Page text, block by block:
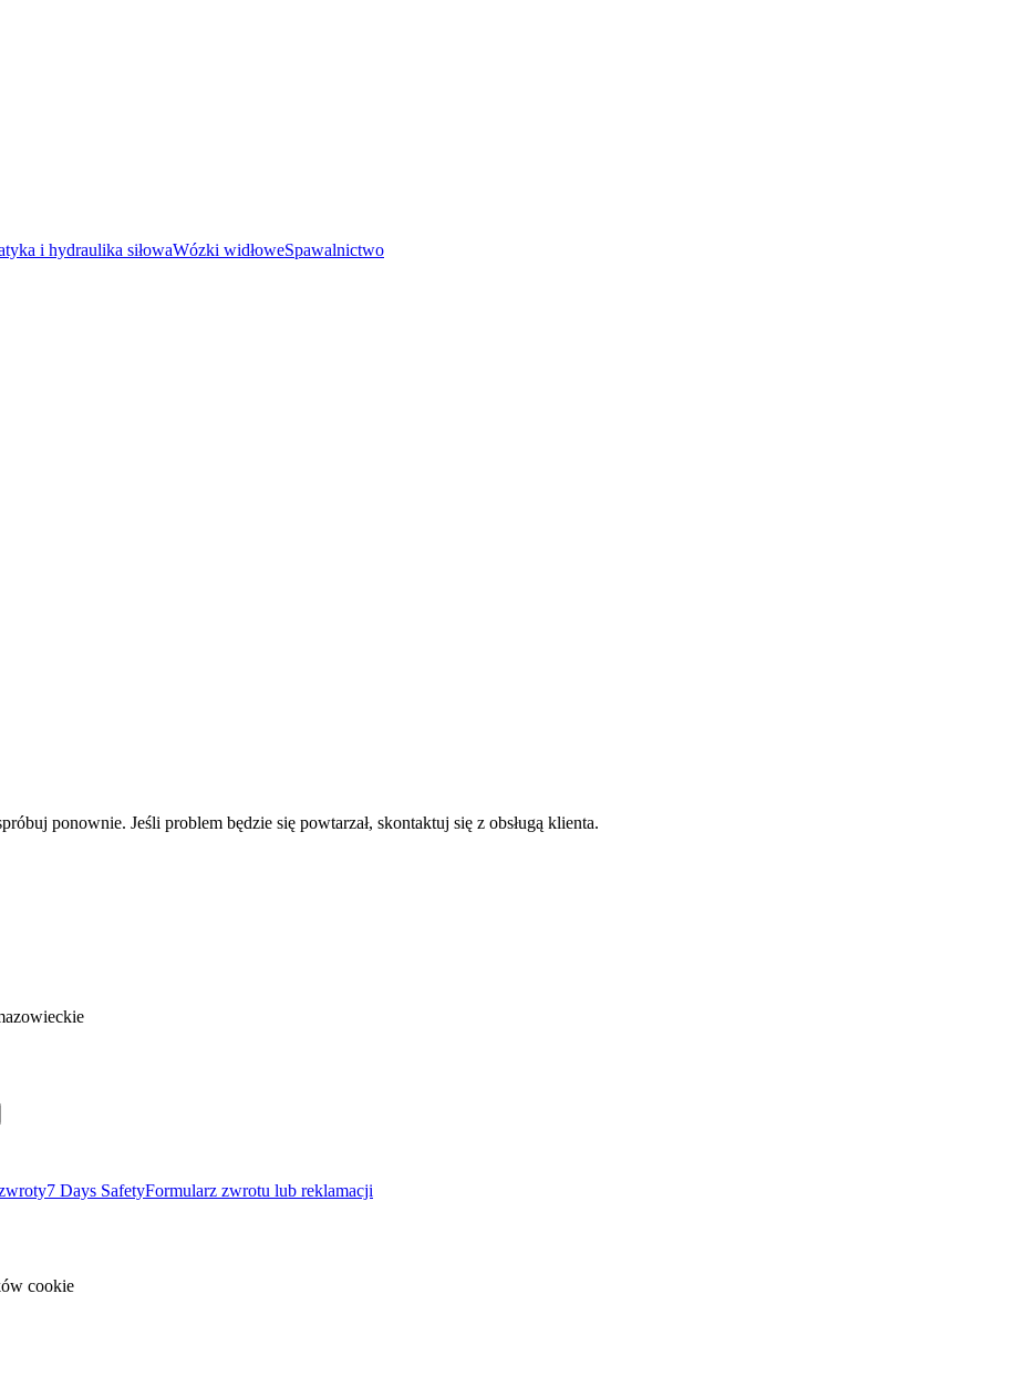
i hydraulika siłowaWózki widłoweSpawalnictwo
ponownie. Jeśli problem będzie się powtarzał, skontaktuj się z obsługą klienta.
7 Days SafetyFormularz zwrotu lub reklamacji
cookie